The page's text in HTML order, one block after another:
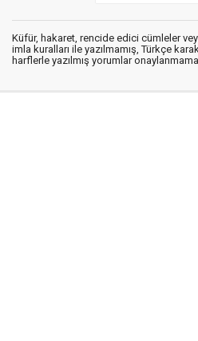
Küfür, hakaret, rencide edici cümleler
imla kuralları ile yazılmamış, Türkçe
harflerle yazılmış yorumlar